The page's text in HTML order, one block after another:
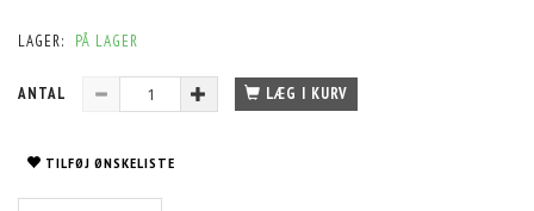
LAGER: PÅ LAGER
ANTAL LÆG I KURV
TILFØJ ØNSKELISTE